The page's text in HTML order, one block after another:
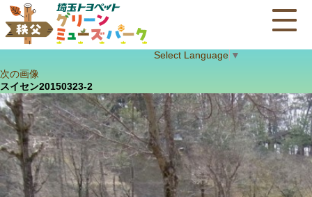
Select Language ▼
次の画像
スイセン20150323-2